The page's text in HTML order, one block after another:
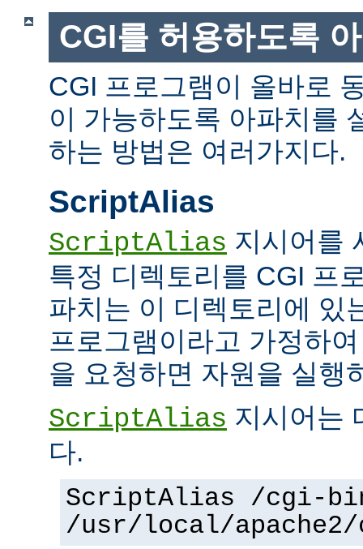
CGI를 허용하도록
CGI 프로그램이 올바로
이 가능하도록 아파치를
하는 방법은 여러가지다.
ScriptAlias
ScriptAlias 지시어를
특정 디렉토리를 CGI 프
파치는 이 디렉토리에 있
프로그램이라고 가정하
을 요청하면 자원을 실행
ScriptAlias 지시어는
다.
ScriptAlias /cgi-
/usr/local/